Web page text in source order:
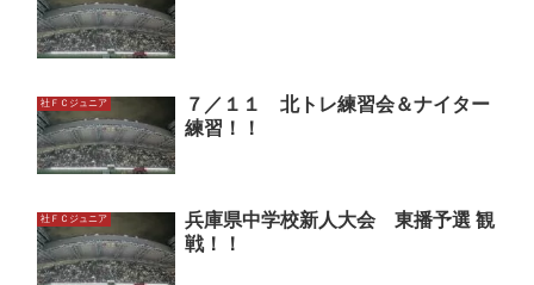
社ＦＣジュニア
７／１１ 北トレ練習会＆ナイター
練習！！
社ＦＣジュニア
兵庫県中学校新人大会 東播予選 観
戦！！